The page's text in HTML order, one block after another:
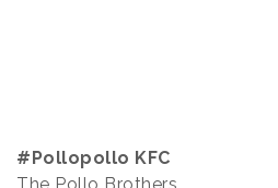
#Pollopollo KFC